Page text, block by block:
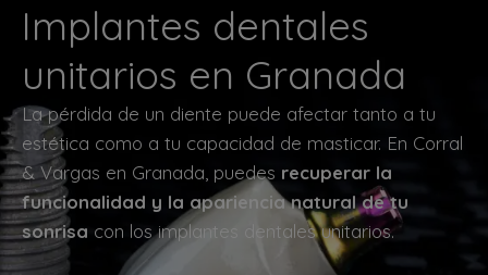
Implantes dentales
unitarios en Granada
La pérdida de un diente puede afectar tanto a tu
estética como a tu capacidad de masticar. En Corral
& Vargas en Granada, puedes recuperar la
funcionalidad y la apariencia natural de tu
sonrisa con los implantes dentales unitarios.